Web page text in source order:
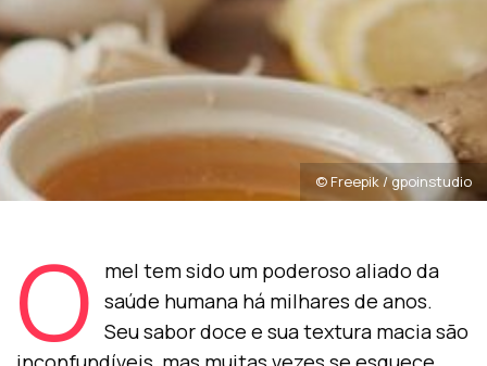
© Freepik / gpoinstudio
O
mel tem sido um poderoso aliado da
saúde humana há milhares de anos.
Seu sabor doce e sua textura macia são